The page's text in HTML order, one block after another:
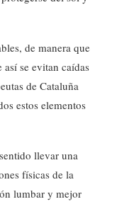
de manera que
se evitan caídas
de Cataluña
estos elementos
llevar una
físicas de la
lumbar y mejor